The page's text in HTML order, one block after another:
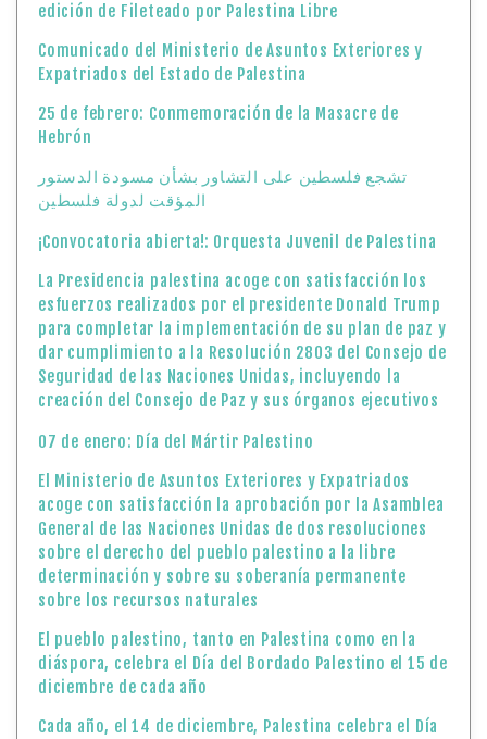
edición de Fileteado por Palestina Libre
Comunicado del Ministerio de Asuntos Exteriores y
Expatriados del Estado de Palestina
25 de febrero: Conmemoración de la Masacre de
Hebrón
تشجع فلسطين على التشاور بشأن مسودة الدستور
المؤقت لدولة فلسطين
¡Convocatoria abierta!: Orquesta Juvenil de Palestina
La Presidencia palestina acoge con satisfacción los
esfuerzos realizados por el presidente Donald Trump
para completar la implementación de su plan de paz y
dar cumplimiento a la Resolución 2803 del Consejo de
Seguridad de las Naciones Unidas, incluyendo la
creación del Consejo de Paz y sus órganos ejecutivos
07 de enero: Día del Mártir Palestino
El Ministerio de Asuntos Exteriores y Expatriados
acoge con satisfacción la aprobación por la Asamblea
General de las Naciones Unidas de dos resoluciones
sobre el derecho del pueblo palestino a la libre
determinación y sobre su soberanía permanente
sobre los recursos naturales
El pueblo palestino, tanto en Palestina como en la
diáspora, celebra el Día del Bordado Palestino el 15 de
diciembre de cada año
Cada año, el 14 de diciembre, Palestina celebra el Día